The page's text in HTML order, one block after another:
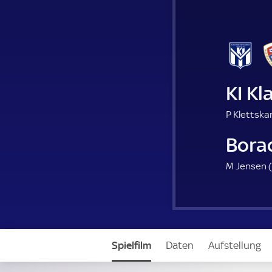
KI
P
M Jensen (
Spielfilm Daten Aufstellung